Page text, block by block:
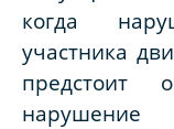
когда
участника
предстоит
нарушение